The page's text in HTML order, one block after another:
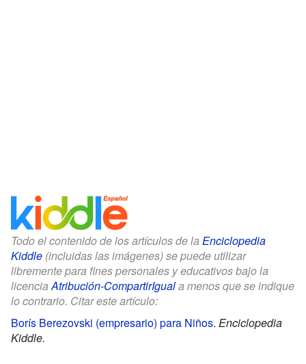
Todo el contenido de los artículos de la Enciclopedia
Kiddle (incluidas las imágenes) se puede utilizar
libremente para fines personales y educativos bajo la
licenciaAtribución-CompartirIguala menos que se indique
lo contrario. Citar este artículo:
Borís Berezovski (empresario) para Niños. Enciclopedia
Kiddle.